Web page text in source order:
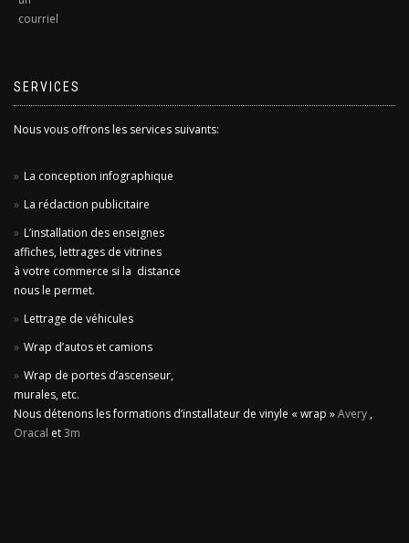
SERVICES
Nous vous offrons les services suivants:
La conception infographique
La rédaction publicitaire
L’installation des enseignes
affiches, lettrages de vitrines
à votre commerce si la distance
nous le permet.
Lettrage de véhicules
Wrap d’autos et camions
Wrap de portes d’ascenseur,
murales, etc.
Nous détenons les formations d’installateur de vinyle « wrap »Avery ,
Oracal et3m